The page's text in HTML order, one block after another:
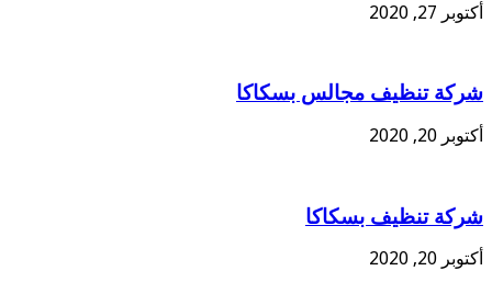
أكتوبر 27, 2020
شركة تنظيف مجالس بسكاكا
أكتوبر 20, 2020
شركة تنظيف بسكاكا
أكتوبر 20, 2020